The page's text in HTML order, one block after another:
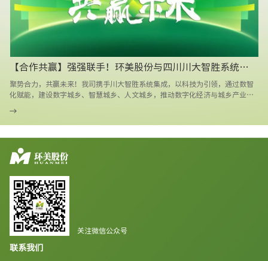
【合作共赢】强强联手！环美股份与四川川大智胜系统集成有限公司签署战略合作协议！
聚势合力，共赢未来！我司携手川大智胜系统集成，以科技为引领，通过数智
化赋能，建设数字城乡、智慧城乡、人文城乡，推动数字化经济与城乡产业深
关注微信公众号
联系我们